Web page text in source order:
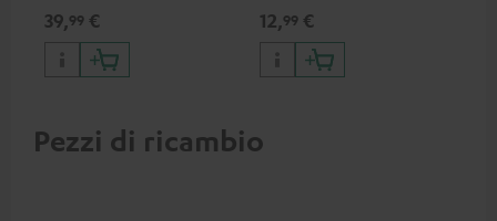
39,99 € 12,99 €
Pezzi di ricambio